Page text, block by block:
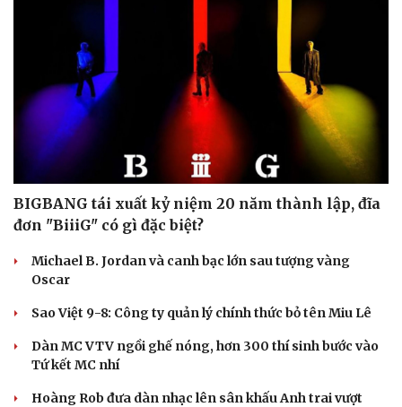
BIGBANG tái xuất kỷ niệm 20 năm thành lập, đĩa
đơn "BiiiG" có gì đặc biệt?
Michael B. Jordan và canh bạc lớn sau tượng vàng
Oscar
Sao Việt 9-8: Công ty quản lý chính thức bỏ tên Miu Lê
Dàn MC VTV ngồi ghế nóng, hơn 300 thí sinh bước vào
Tứ kết MC nhí
Hoàng Rob đưa dàn nhạc lên sân khấu Anh trai vượt